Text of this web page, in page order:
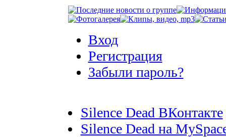
Вход
Регистрация
Забыли пароль?
Silence Dead ВКонтакте
Silence Dead на